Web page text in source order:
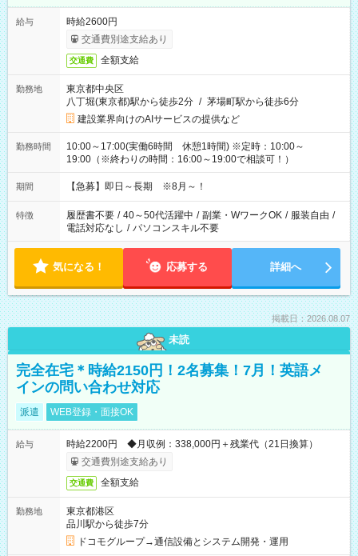
給与
時給2600円
交通費別途支給あり
交通費 全額支給
勤務地
東京都中央区
八丁堀(東京都)駅から徒歩2分 / 茅場町駅から徒歩6分
建設業界向けのAIサービスの提供など
勤務時間
10:00～17:00(実働6時間 休憩1時間) ※定時：10:00～
19:00（※終わりの時間：16:00～19:00で相談可！）
期間 【急募】即日～長期 ※8月～！
特徴 履歴書不要 / 40～50代活躍中 / 副業・WワークOK / 服装自由 /
電話対応なし / パソコンスキル不要
気になる！ 応募する 詳細へ
掲載日：2026.08.07
未読
完全在宅＊時給2150円！2名募集！7月！英語メ
インの問い合わせ対応
派遣 WEB登録・面接OK
給与
時給2200円 ◆月収例：338,000円＋残業代（21日換算）
交通費別途支給あり
交通費 全額支給
勤務地
東京都港区
品川駅から徒歩7分
ドコモグループ→通信設備とシステム開発・運用